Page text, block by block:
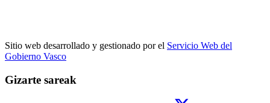
Sitio web desarrollado y gestionado por el Servicio Web del
Gobierno Vasco
Gizarte sareak